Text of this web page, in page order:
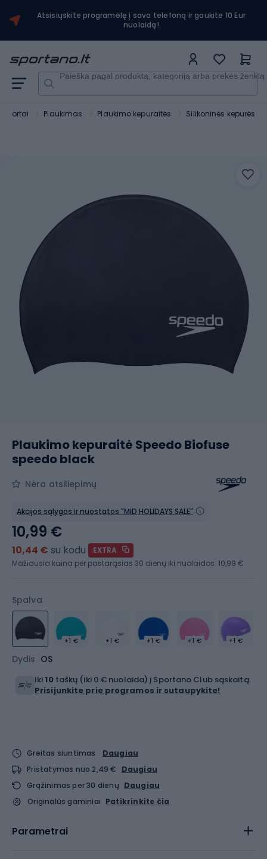
Atsisiųskite programėlę į savo telefoną ir gaukite 10 Eur
nuolaidą!
Paieška pagal produktą, kategoriją arba prekės ženklą
sportai Plaukimas Plaukimo kepuraitės Silikoninės kepurės
Plaukimo kepuraitė Speedo Biofuse
speedo black
Nėra atsiliepimų
Akcijos sąlygos ir nuostatos "MID HOLIDAYS SALE"
Spalva
+1 € +1 € +1 € +1 € +1 €
Dydis OS
10,99 €
10,44 € su kodu
EXTRA
Mažiausia kaina per pastarąsias 30 dienų iki nuolaidos: 10,99 €
Iki10 taškų (iki 0 € nuolaida) į Sportano Club sąskaitą.
Prisijunkite prie programos ir sutaupykite!
Greitas siuntimas
Daugiau
Pristatymas nuo 2,49 €
Daugiau
Grąžinimas per 30 dienų Daugiau
Originalūs gaminiai Patikrinkite čia
Parametrai